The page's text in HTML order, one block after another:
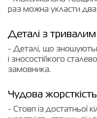
раз можна укласти два
Деталі з
- Деталі, що
і зносостійкого
замовника.
Чудова жорсткість
- Стовп із достатньої